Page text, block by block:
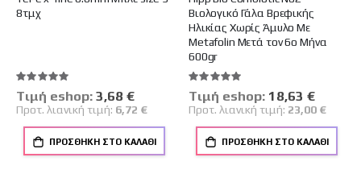
8τμχ
Βαθμολογία:
100%
Tιμή eshop: Ειδική
Τιμή
3,68 €
Προτ. λιανική τιμή: 6,72 €
ΠΡΟΣΘΉΚΗ ΣΤΟ ΚΑΛΆΘΙ
Βιολογικό Γάλα Βρεφικής
Ηλικίας Χωρίς Άμυλο Mε
Metafolin Μετά τον 6ο Μήνα
600gr
Βαθμολογία:
100%
Tιμή eshop: Ειδική
Τιμή
18,63 €
Προτ. λιανική τιμή: 23,00 €
ΠΡΟΣΘΉΚΗ ΣΤΟ ΚΑΛΆΘΙ